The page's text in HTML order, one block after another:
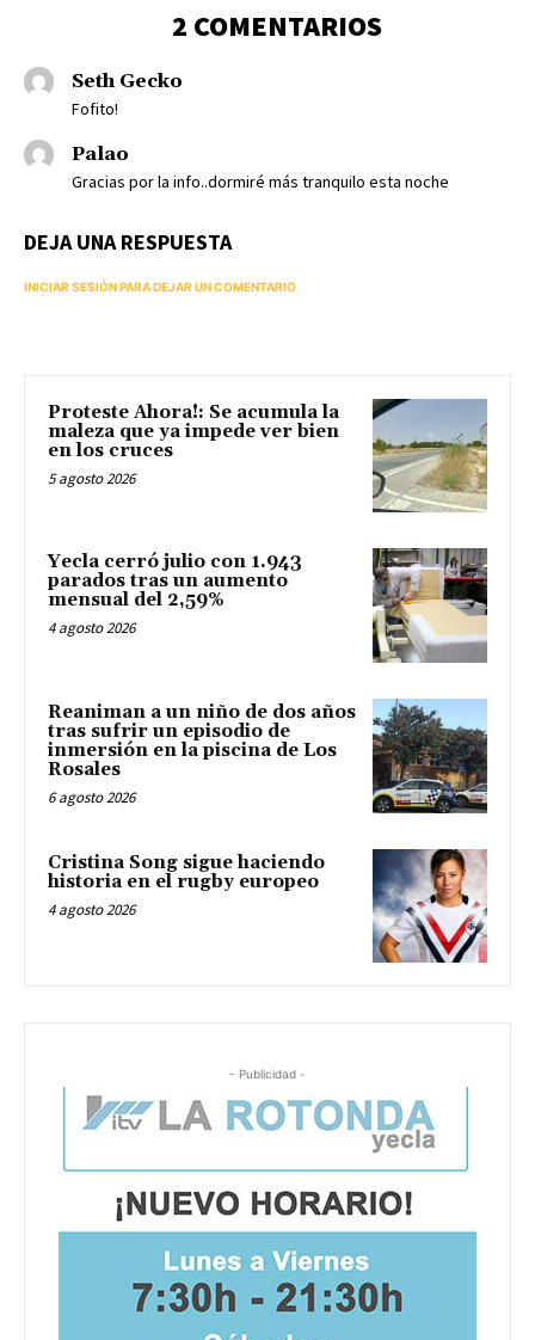
2 COMENTARIOS
Seth Gecko
Fofito!
Palao
Gracias por la info..dormiré más tranquilo esta noche
DEJA UNA RESPUESTA
INICIAR SESIÓN PARA DEJAR UN COMENTARIO
Proteste Ahora!: Se acumula la
maleza que ya impede ver bien
en los cruces
5 agosto 2026
Yecla cerró julio con 1.943
parados tras un aumento
mensual del 2,59%
4 agosto 2026
Reaniman a un niño de dos años
tras sufrir un episodio de
inmersión en la piscina de Los
Rosales
6 agosto 2026
Cristina Song sigue haciendo
historia en el rugby europeo
4 agosto 2026
- Publicidad -